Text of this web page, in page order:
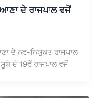
ਦੇ ਰਾਜਪਾਲ ਵਜੋਂ
ਦੇ ਨਵ-ਨਿਯੁਕਤ ਰਾਜਪਾਲ
ਦੇ 19ਵੇਂ ਰਾਜਪਾਲ ਵਜੋਂ